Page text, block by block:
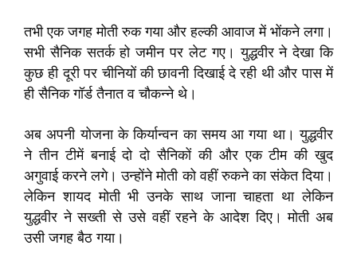
तभी एक जगह मोती रुक गया और हल्की आवाज में भोंकने लगा।
सभी सैनिक सतर्क हो जमीन पर लेट गए। युद्धवीर ने देखा कि
कुछ ही दूरी पर चीनियों की छावनी दिखाई दे रही थी और पास में
ही सैनिक गॉर्ड तैनात व चौकन्ने थे।
अब अपनी योजना के किर्यान्वन का समय आ गया था। युद्धवीर
ने तीन टीमें बनाई दो दो सैनिकों की और एक टीम की खुद
अगुवाई करने लगे। उन्होंने मोती को वहीं रुकने का संकेत दिया।
लेकिन शायद मोती भी उनके साथ जाना चाहता था लेकिन
युद्धवीर ने सख्ती से उसे वहीं रहने के आदेश दिए। मोती अब
उसी जगह बैठ गया।